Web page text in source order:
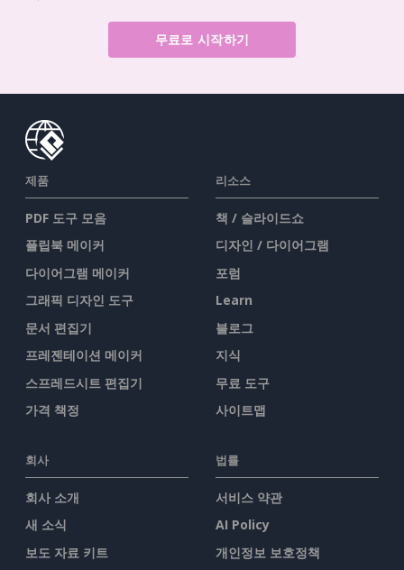
무료로 시작하기
제품
PDF 도구 모음
플립북 메이커
다이어그램 메이커
그래픽 디자인 도구
문서 편집기
프레젠테이션 메이커
스프레드시트 편집기
가격 책정
리소스
책 / 슬라이드쇼
디자인 / 다이어그램
포럼
Learn
블로그
지식
무료 도구
사이트맵
회사
회사 소개
새 소식
보도 자료 키트
법률
서비스 약관
AI Policy
개인정보 보호정책